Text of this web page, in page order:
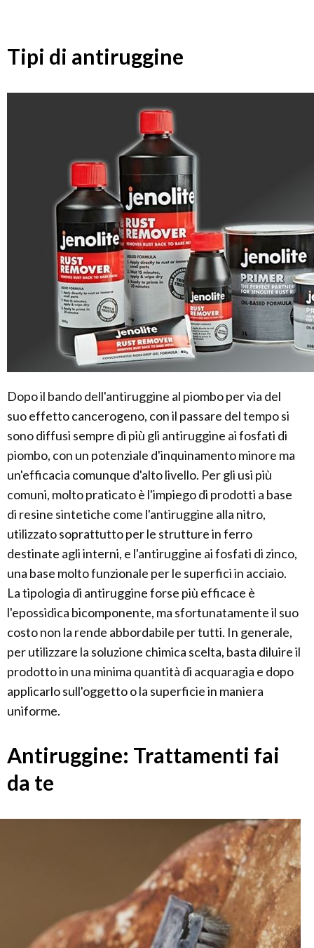
Tipi di antiruggine
Dopo il bando dell'antiruggine al piombo per via del
suo effetto cancerogeno, con il passare del tempo si
sono diffusi sempre di più gli antiruggine ai fosfati di
piombo, con un potenziale d'inquinamento minore ma
un'efficacia comunque d'alto livello. Per gli usi più
comuni, molto praticato è l'impiego di prodotti a base
di resine sintetiche come l'antiruggine alla nitro,
utilizzato soprattutto per le strutture in ferro
destinate agli interni, e l'antiruggine ai fosfati di zinco,
una base molto funzionale per le superfici in acciaio.
La tipologia di antiruggine forse più efficace è
l'epossidica bicomponente, ma sfortunatamente il suo
costo non la rende abbordabile per tutti. In generale,
per utilizzare la soluzione chimica scelta, basta diluire il
prodotto in una minima quantità di acquaragia e dopo
applicarlo sull'oggetto o la superficie in maniera
uniforme.
Antiruggine: Trattamenti fai
da te